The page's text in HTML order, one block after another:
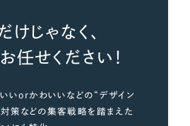
じゃなく、
任せください！
いいorかわいいなどの“デザイン
対策などの集客戦略を踏まえた